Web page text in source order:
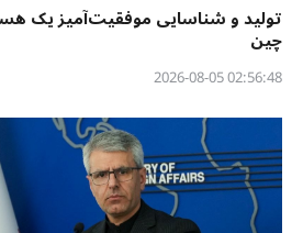
تولید و شناسایی موفقیت‌آمیز یک
چین
02:56:48 2026-08-05